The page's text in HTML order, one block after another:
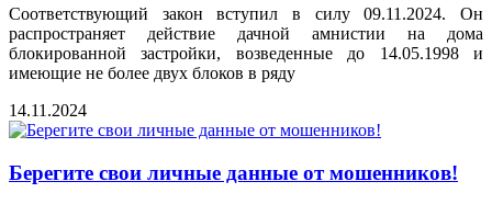
Соответствующий закон вступил в силу 09.11.2024. Он
распространяет действие дачной амнистии на дома
блокированной застройки, возведенные до 14.05.1998 и
имеющие не более двух блоков в ряду
14.11.2024
Берегите свои личные данные от мошенников!